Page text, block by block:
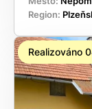
Region:
Realizováno